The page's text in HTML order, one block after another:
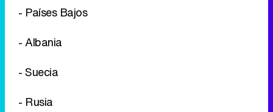
- Países Bajos
- Albania
- Suecia
- Rusia